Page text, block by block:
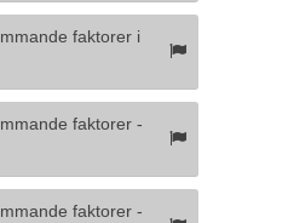
faktorer i
faktorer -
faktorer -